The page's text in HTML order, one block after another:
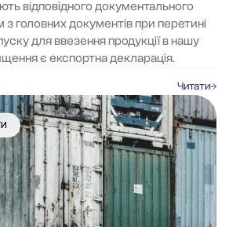
відповідного документального
головних документів при перетині
для ввезення продукції в нашу
є експортна декларація.
Читати